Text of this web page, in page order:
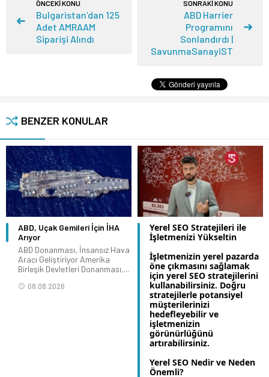
ÖNCEKİ KONU
Bulgaristan’dan 125
Adet AMRAAM
Siparişi Alındı
SONRAKİ KONU
ABD Harrier
Programını
Sonlandırdı |
SavunmaSanayiST
BENZER KONULAR
ABD, Uçak Gemileri İçin İHA
Arıyor
ABD Donanması, İnsansız Hava
Aracı Geliştiriyor Amerika
Birleşik Devletleri Donanması,...
08.08.2026
Yerel SEO Stratejileri ile
İşletmenizi Yükseltin
İşletmenizin yerel pazarda
öne çıkmasını sağlamak
için yerel SEO stratejilerini
kullanabilirsiniz. Doğru
stratejilerle potansiyel
müşterilerinizi
hedefleyebilir ve
işletmenizin
görünürlüğünü
artırabilirsiniz.
Yerel SEO Nedir ve Neden
Önemli?